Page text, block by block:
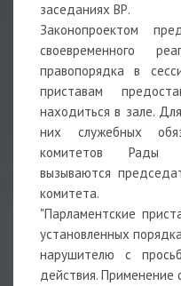
заседаниях ВР.
Законопроектом
своевременного
правопорядка в
приставам
находиться в зале.
них служебных
комитетов Рады
вызываются
комитета.
"Парламентские
установленных
нарушителю с
действия. Применение